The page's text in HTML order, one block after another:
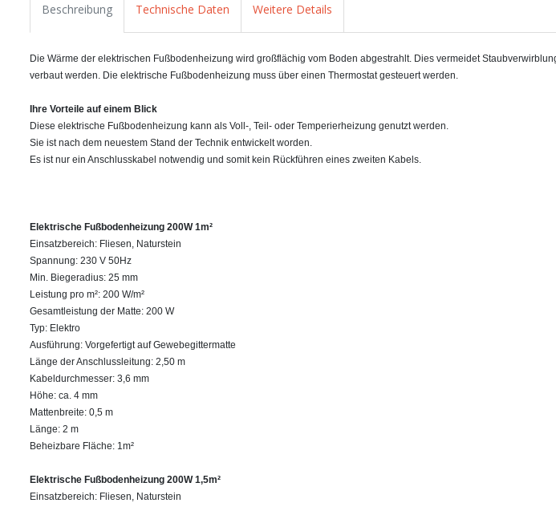
Beschreibung Technische Daten Weitere Details
Die Wärme der elektrischen Fußbodenheizung wird großflächig vom Boden abgestrahlt. Dies vermeidet
verbaut werden. Die elektrische Fußbodenheizung muss über einen Thermostat gesteuert werden.
Ihre Vorteile auf einem Blick
Diese elektrische Fußbodenheizung kann als Voll-, Teil- oder Temperierheizung genutzt werden.
Sie ist nach dem neuestem Stand der Technik entwickelt worden.
Es ist nur ein Anschlusskabel notwendig und somit kein Rückführen eines zweiten Kabels.
Elektrische Fußbodenheizung 200W 1m²
Einsatzbereich: Fliesen, Naturstein
Spannung: 230 V 50Hz
Min. Biegeradius: 25 mm
Leistung pro m²: 200 W/m²
Gesamtleistung der Matte: 200 W
Typ: Elektro
Ausführung: Vorgefertigt auf Gewebegittermatte
Länge der Anschlussleitung: 2,50 m
Kabeldurchmesser: 3,6 mm
Höhe: ca. 4 mm
Mattenbreite: 0,5 m
Länge: 2 m
Beheizbare Fläche: 1m²
Elektrische Fußbodenheizung 200W 1,5m²
Einsatzbereich: Fliesen, Naturstein